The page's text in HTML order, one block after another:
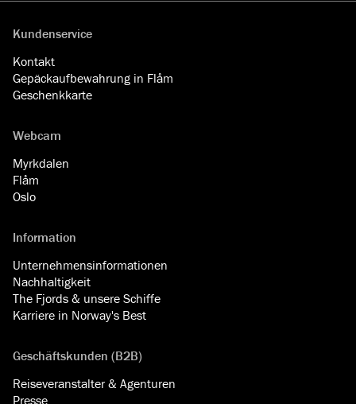
Kundenservice
Kontakt
Gepäckaufbewahrung in Flåm
Geschenkkarte
Webcam
Myrkdalen
Flåm
Oslo
Information
Unternehmensinformationen
Nachhaltigkeit
The Fjords & unsere Schiffe
Karriere in Norway's Best
Geschäftskunden (B2B)
Reiseveranstalter & Agenturen
Presse